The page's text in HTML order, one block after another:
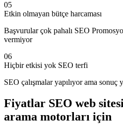
05
Etkin olmayan bütçe harcaması
Başvurular çok pahalı SEO
vermiyor
06
Hiçbir etkisi yok SEO terfi
SEO çalışmalar yapılıyor ama sonuç
Fiyatlar SEO web sitesi
arama motorları için